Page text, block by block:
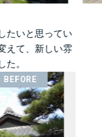
たいと思ってい
えて、新しい雰
た。